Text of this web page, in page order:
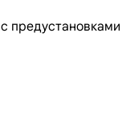
предустановками